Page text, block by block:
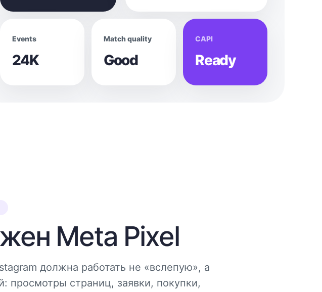
Events
24K
Match quality
Good
CAPI
Ready
Meta Pixel
должна работать не «вслепую», а
просмотры страниц, заявки, покупки,